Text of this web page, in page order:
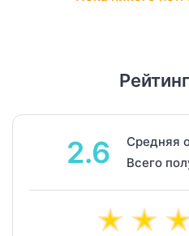
2.6
Средняя
Всего